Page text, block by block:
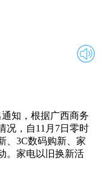
知，根据广西商务
况，自11月7日零时
、3C数码购新、家
。家电以旧换新活